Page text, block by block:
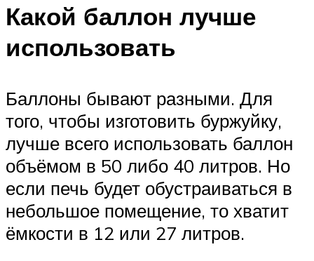
Какой баллон лучше
использовать
Баллоны бывают разными. Для
того, чтобы изготовить буржуйку,
лучше всего использовать баллон
объёмом в 50 либо 40 литров. Но
если печь будет обустраиваться в
небольшое помещение, то хватит
ёмкости в 12 или 27 литров.